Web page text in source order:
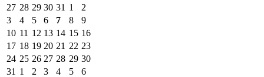
27 28 29 30 31 1
2
3
4 5 6 7 8
9
10 11 12 13 14 15 16
17 18 19 20 21 22 23
24 25 26 27 28 29 30
31 1 2 3 4 5 6